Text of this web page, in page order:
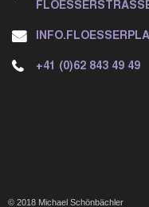
+41 (0)62 843 49 49
© 2018 Michael Schönbächler